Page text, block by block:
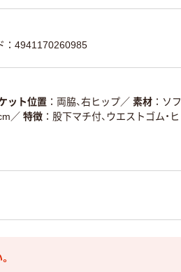
：4941170260985
ット位置 両脇、右ヒップ／ 素材
ソフ
／ 特徴
股下マチ付、ウエストゴム・ヒ